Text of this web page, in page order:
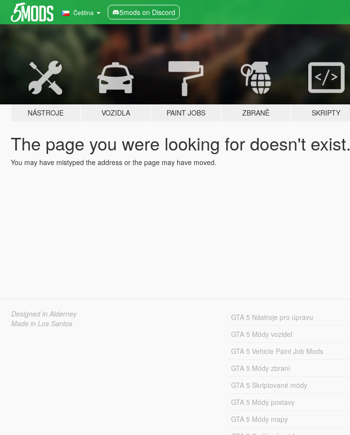
Čeština 5mods on Discord
NÁSTROJE VOZIDLA PAINT JOBS ZBRANĚ SKRIPTY
The page you were looking for doesn't exist.
You may have mistyped the address or the page may have moved.
Designed in Alderney
Made in Los Santos
GTA 5 Nástroje pro úpravu
GTA 5 Módy vozidel
GTA 5 Vehicle Paint Job Mods
GTA 5 Módy zbraní
GTA 5 Skriptované módy
GTA 5 Módy postavy
GTA 5 Módy mapy